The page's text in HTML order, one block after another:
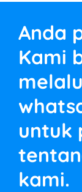
Anda
Kami
untuk
kami.